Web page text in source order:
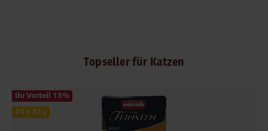
Topseller für Katzen
Ihr Vorteil 15%
24 x 85g